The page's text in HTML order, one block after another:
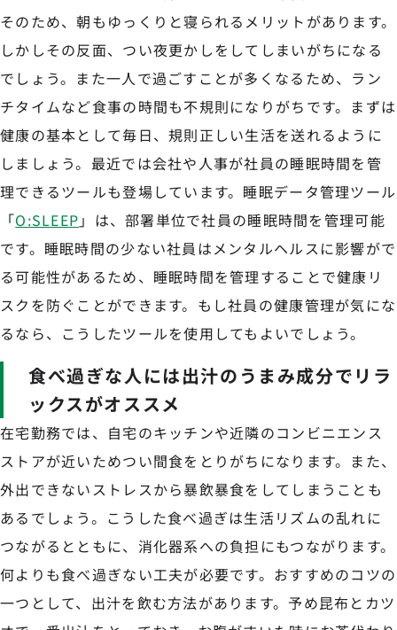
そのため、朝もゆっくりと寝られるメリットがあります。
しかしその反面、つい夜更かしをしてしまいがちになる
でしょう。また一人で過ごすことが多くなるため、ラン
チタイムなど食事の時間も不規則になりがちです。まずは
健康の基本として毎日、規則正しい生活を送れるように
しましょう。最近では会社や人事が社員の睡眠時間を管
理できるツールも登場しています。睡眠データ管理ツール
「O:SLEEP 」は、部署単位で社員の睡眠時間を管理可能
です。睡眠時間の少ない社員はメンタルヘルスに影響がで
る可能性があるため、睡眠時間を管理することで健康リ
スクを防ぐことができます。もし社員の健康管理が気にな
るなら、こうしたツールを使用してもよいでしょう。
食べ過ぎな人には出汁のうまみ成分でリラ
ックスがオススメ
在宅勤務では、自宅のキッチンや近隣のコンビニエンス
ストアが近いためつい間食をとりがちになります。また、
外出できないストレスから暴飲暴食をしてしまうことも
あるでしょう。こうした食べ過ぎは生活リズムの乱れに
つながるとともに、消化器系への負担にもつながります。
何よりも食べ過ぎない工夫が必要です。おすすめのコツの
一つとして、出汁を飲む方法があります。予め昆布とカツ